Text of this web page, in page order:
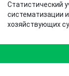
Статистический
систематизации
хозяйствующих